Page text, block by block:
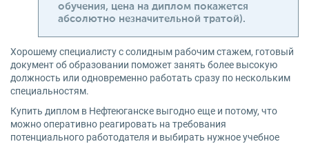
обучения, цена на диплом покажется
абсолютно незначительной тратой).
Хорошему специалисту с солидным рабочим стажем, готовый
документ об образовании поможет занять более высокую
должность или одновременно работать сразу по нескольким
специальностям.
Купить диплом в Нефтеюганске выгодно еще и потому, что
можно оперативно реагировать на требования
потенциального работодателя и выбирать нужное учебное